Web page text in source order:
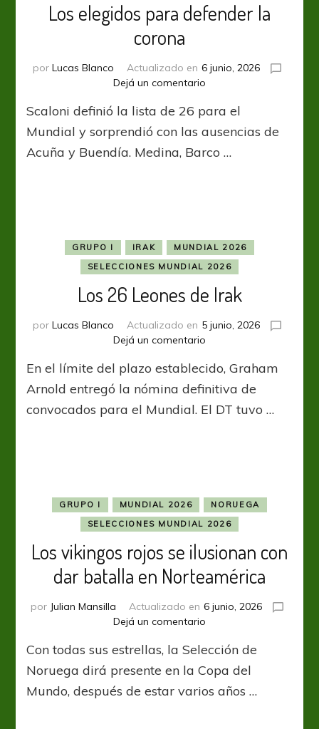
Los elegidos para defender la
corona
por Lucas Blanco Actualizado en 6 junio, 2026
Dejá un comentario
elegidos
para
la
Scaloni definió la lista de 26 para el
Mundial y sorprendió con las ausencias de
Acuña y Buendía. Medina, Barco …
GRUPO I IRAK
MUNDIAL 2026
SELECCIONES MUNDIAL 2026
Los 26 Leones de Irak
por Lucas Blanco Actualizado en 5 junio, 2026
Dejá un comentario
26
Leones
Irak
En el límite del plazo establecido, Graham
Arnold entregó la nómina definitiva de
convocados para el Mundial. El DT tuvo …
GRUPO I MUNDIAL 2026
NORUEGA
SELECCIONES MUNDIAL 2026
Los vikingos rojos se ilusionan con
dar batalla en Norteamérica
por Julian Mansilla Actualizado en 6 junio, 2026
Dejá un comentario
vikingos
rojos
se
ilusionan
Con todas sus estrellas, la Selección de
Noruega dirá presente en la Copa del
Mundo, después de estar varios años …